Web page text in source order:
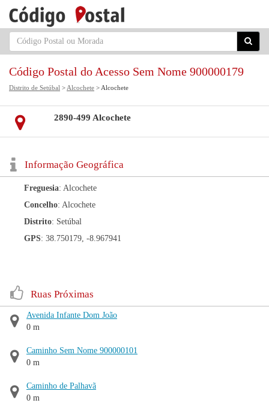
Código Postal do Acesso Sem Nome 900000179
Distrito de Setúbal > Alcochete > Alcochete
2890-499 Alcochete
Informação Geográfica
Freguesia: Alcochete
Concelho: Alcochete
Distrito: Setúbal
GPS: 38.750179, -8.967941
Ruas Próximas
Avenida Infante Dom João
0 m
Caminho Sem Nome 900000101
0 m
Caminho de Palhavã
0 m